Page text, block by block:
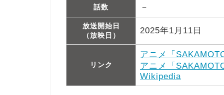
話数 －
放送開始日
（放映日）
2025年1月11日
リンク
アニメ「
アニメ「
Wikipedia